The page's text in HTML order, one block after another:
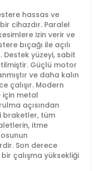
hassas ve
cihazdır. Paralel
izin verir ve
bıçağı ile açılı
Destek yüzeyi, sabit
Güçlü motor
ve daha kalın
çalışır. Modern
metal
açısından
braketler, tüm
itme
Son derece
çalışma yüksekliği